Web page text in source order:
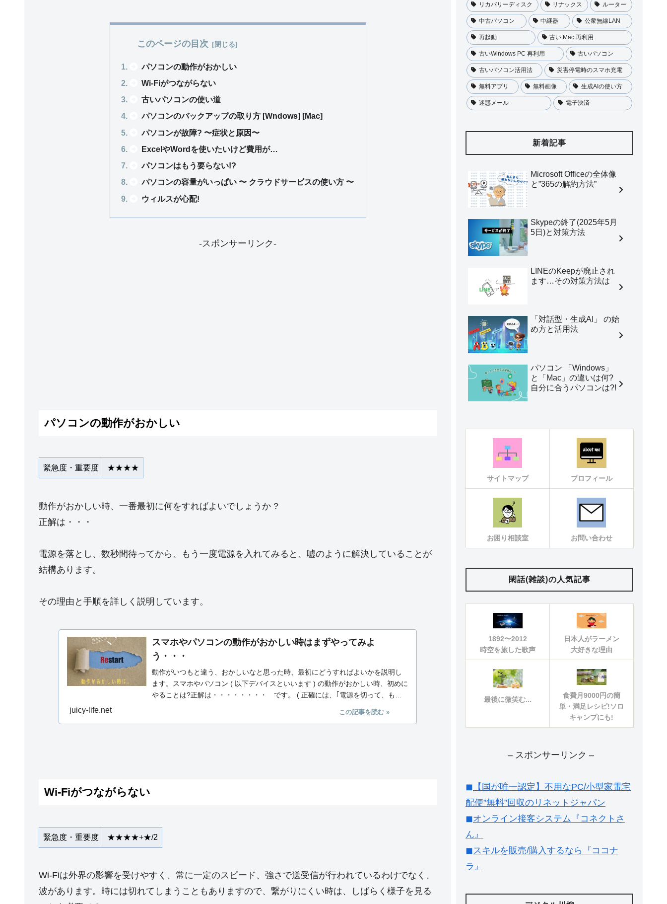
このページの目次
パソコンの動作がおかしい
Wi-Fiがつながらない
古いパソコンの使い道
パソコンのバックアップの取り方 [Wndows] [Mac]
パソコンが故障? 〜症状と原因〜
ExcelやWordを使いたいけど費用が…
パソコンはもう要らない!?
パソコンの容量がいっぱい 〜 クラウドサービスの使い方 〜
ウィルスが心配!
-スポンサーリンク-
パソコンの動作がおかしい
緊急度・重要度 ★★★★
動作がおかしい時、一番最初に何をすればよいでしょうか ?
正解は・・・
電源を落とし、数秒間待ってから、もう一度電源を入れてみると、嘘のように解決していることが
結構あります。
その理由と手順を詳しく説明しています。
スマホやパソコンの動作がおかしい時はまずやってみよ
う・・・
動作がいつもと違う、おかしいなと思った時、最初にどうすればよいかを説明し
ます。スマホやパソコン ( 以下デバイスといいます ) の動作がおかしい時、初めに
やることは?正解は・・・・・・・・ です。 ( 正確には、｢電源を切って、もう
juicy-life.net
Wi-Fiがつながらない
緊急度・重要度 ★★★★+★/2
Wi-Fiは外界の影響を受けやすく、常に一定のスピード、強さで送受信が行われているわけでなく、
波があります。時には切れてしまうこともありますので、繋がりにくい時は、しばらく様子を見る
リカバリーディスク リナックス ルーター
中古パソコン 中継器 公衆無線LAN
再起動 古い Mac 再利用
古いWindows PC 再利用 古いパソコン
古いパソコン活用法 災害停電時のスマホ充電
無料アプリ 無料画像 生成AIの使い方
迷惑メール 電子決済
新着記事
Microsoft Officeの全体像
と”365の解約方法”
Skypeの終了(2025年5月
5日)と対策方法
LINEのKeepが廃止され
ます…その対策方法は
「対話型・生成AI」 の始
め方と活用法
パソコン 「Windows」
と「Mac」の違いは何?
自分に合うパソコンは?!
サイトマップ プロフィール
お困り相談室 お問い合わせ
閑話(雑談)の人気記事
1892〜2012
時空を旅した歌声
日本人がラーメン
大好きな理由
最後に微笑む...
食費月9000円の簡
単・満足レシピ!ソロ
キャンプにも!
– スポンサーリンク –
◼︎【国が唯一認定】不用なPC/小型家電宅
配便”無料”回収のリネットジャパン
◼︎オンライン接客システム『コネクトさ
ん』
◼︎スキルを販売/購入するなら『ココナ
ラ』